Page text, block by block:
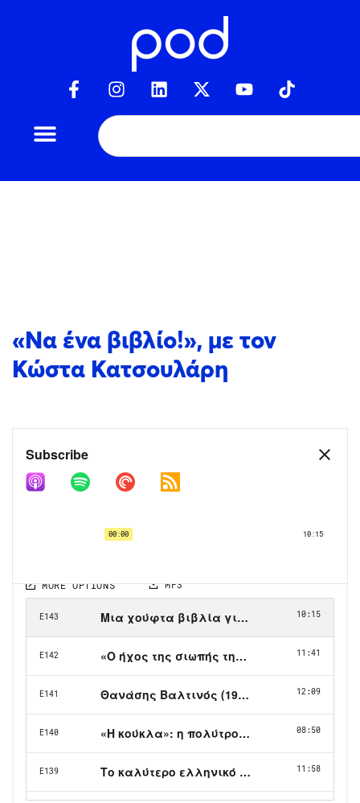
«Να ένα βιβλίο!», με τον
Κώστα Κατσουλάρη